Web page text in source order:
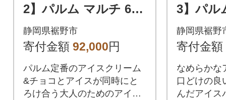
2】パルム マルチ 6本
入×6箱/チョコレート
&チョコレート 6本入
静岡県裾野市
寄付金額 92,000円
パルム定番のアイスクリーム
&チョコとアイスが同時にと
ろけ合う大人のためのアイス
3】パル
入×9箱/
&チョコ
静岡県裾野
寄付金額
なめらかな
口どけの良
んだアイス